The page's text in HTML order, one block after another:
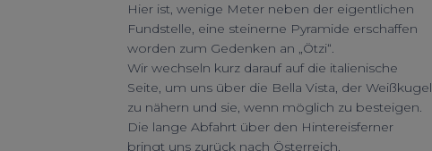
Hier ist, wenige Meter neben der eigentlichen
Fundstelle, eine steinerne Pyramide erschaffen
worden zum Gedenken an „Ötzi“.
Wir wechseln kurz darauf auf die italienische
Seite, um uns über die Bella Vista, der Weißkugel
zu nähern und sie, wenn möglich zu besteigen.
Die lange Abfahrt über den Hintereisferner
bringt uns zurück nach Österreich.